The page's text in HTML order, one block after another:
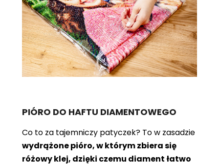
PIÓRO DO HAFTU DIAMENTOWEGO
Co to za tajemniczy patyczek? To w zasadzie
wydrążone pióro, w którym zbiera się
różowy klej, dzięki czemu diament łatwo